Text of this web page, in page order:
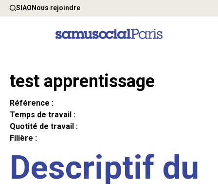
SIAONous rejoindre
test apprentissage
Référence :
Temps de travail :
Quotité de travail :
Filière :
Descriptif du